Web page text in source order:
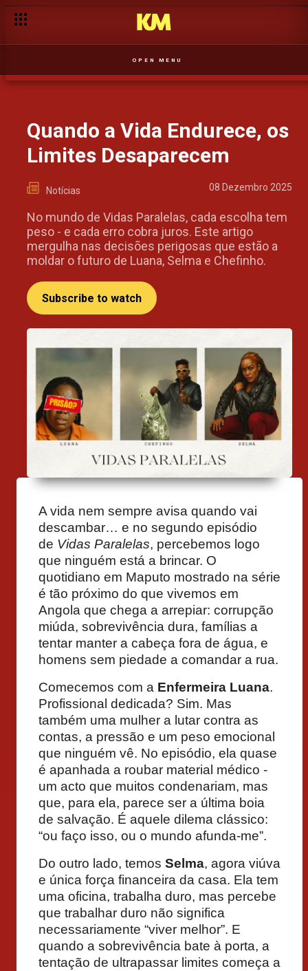
OPEN MENU
Quando a Vida Endurece, os
Limites Desaparecem
Notícias 08 Dezembro 2025
No mundo de Vidas Paralelas, cada escolha tem
peso - e cada erro cobra juros. Este artigo
mergulha nas decisões perigosas que estão a
moldar o futuro de Luana, Selma e Chefinho.
Subscribe to watch
A vida nem sempre avisa quando vai
descambar… e no segundo episódio
de Vidas Paralelas, percebemos logo
que ninguém está a brincar. O
quotidiano em Maputo mostrado na série
é tão próximo do que vivemos em
Angola que chega a arrepiar: corrupção
miúda, sobrevivência dura, famílias a
tentar manter a cabeça fora de água, e
homens sem piedade a comandar a rua.
Comecemos com a Enfermeira Luana.
Profissional dedicada? Sim. Mas
também uma mulher a lutar contra as
contas, a pressão e um peso emocional
que ninguém vê. No episódio, ela quase
é apanhada a roubar material médico -
um acto que muitos condenariam, mas
que, para ela, parece ser a última boia
de salvação. É aquele dilema clássico:
“ou faço isso, ou o mundo afunda-me”.
Do outro lado, temos Selma, agora viúva
e única força financeira da casa. Ela tem
uma oficina, trabalha duro, mas percebe
que trabalhar duro não significa
necessariamente “viver melhor”. E
quando a sobrevivência bate à porta, a
tentação de ultrapassar limites começa a
VIDAS PARALELAS: QUANDO OS DESTINOS SE CRUZAM E